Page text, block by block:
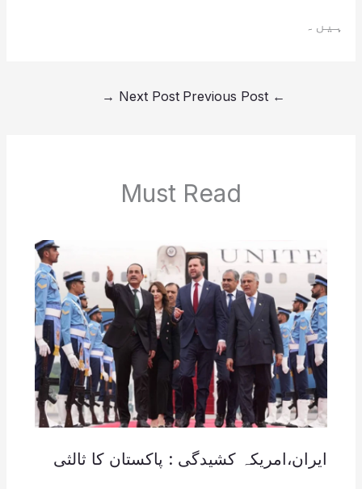
ہیں۔
←
Next Post
→
Must Read
ایران،امریکہ کشیدگی : پاکستان کا ثالثی